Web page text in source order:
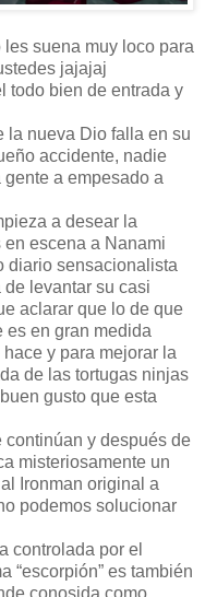
suena muy loco para
jajajaj
todo bien de entrada y
la nueva Dio falla en su
accidente, nadie
a empesado a
a desear la
escena a Nanami
diario sensacionalista
de levantar su casi
aclarar que lo de que
es en gran medida
y para mejorar la
de las tortugas ninjas
gusto que esta
continúan y después de
misteriosamente un
Ironman original a
podemos solucionar
controlada por el
“escorpión” es también